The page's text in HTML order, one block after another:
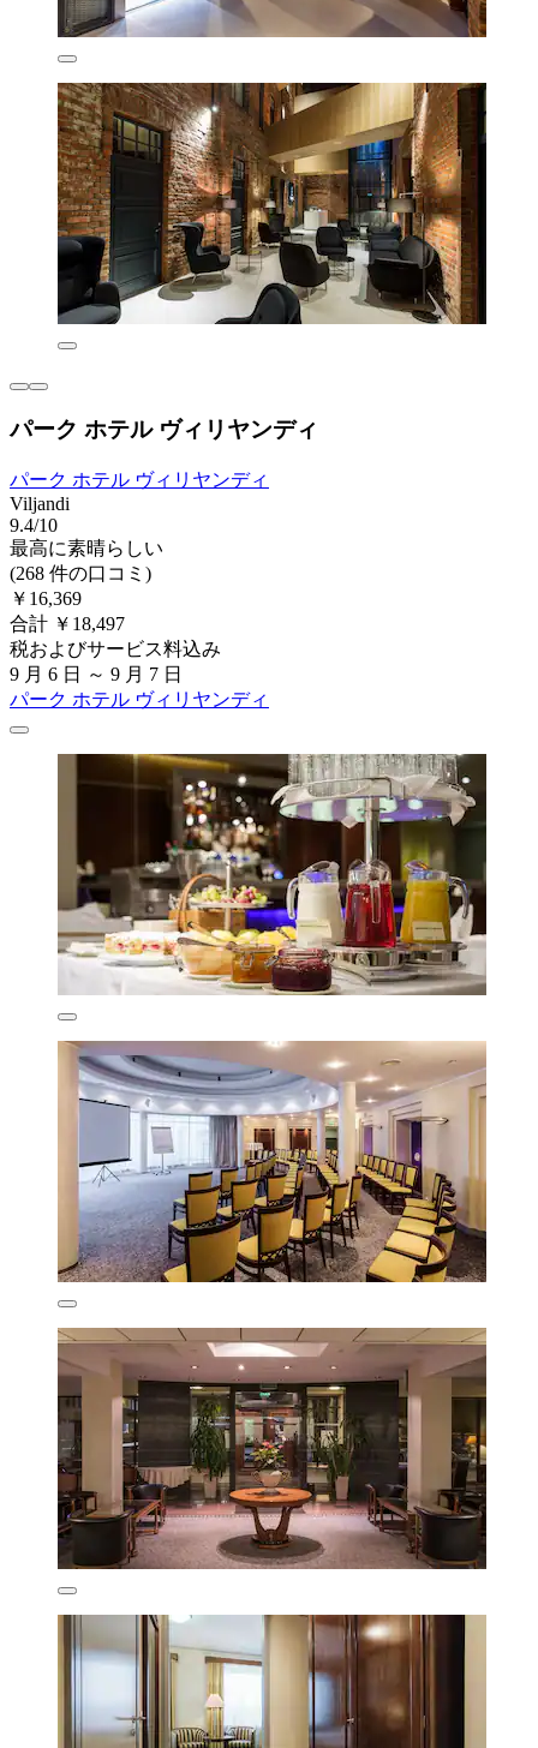
パーク ホテル ヴィリヤンディ
パーク ホテル ヴィリヤンディ
Viljandi
9.4/10
最高に素晴らしい
(268 件の口コミ)
￥16,369
合計 ￥18,497
税およびサービス料込み
9 月 6 日 ～ 9 月 7 日
パーク ホテル ヴィリヤンディ